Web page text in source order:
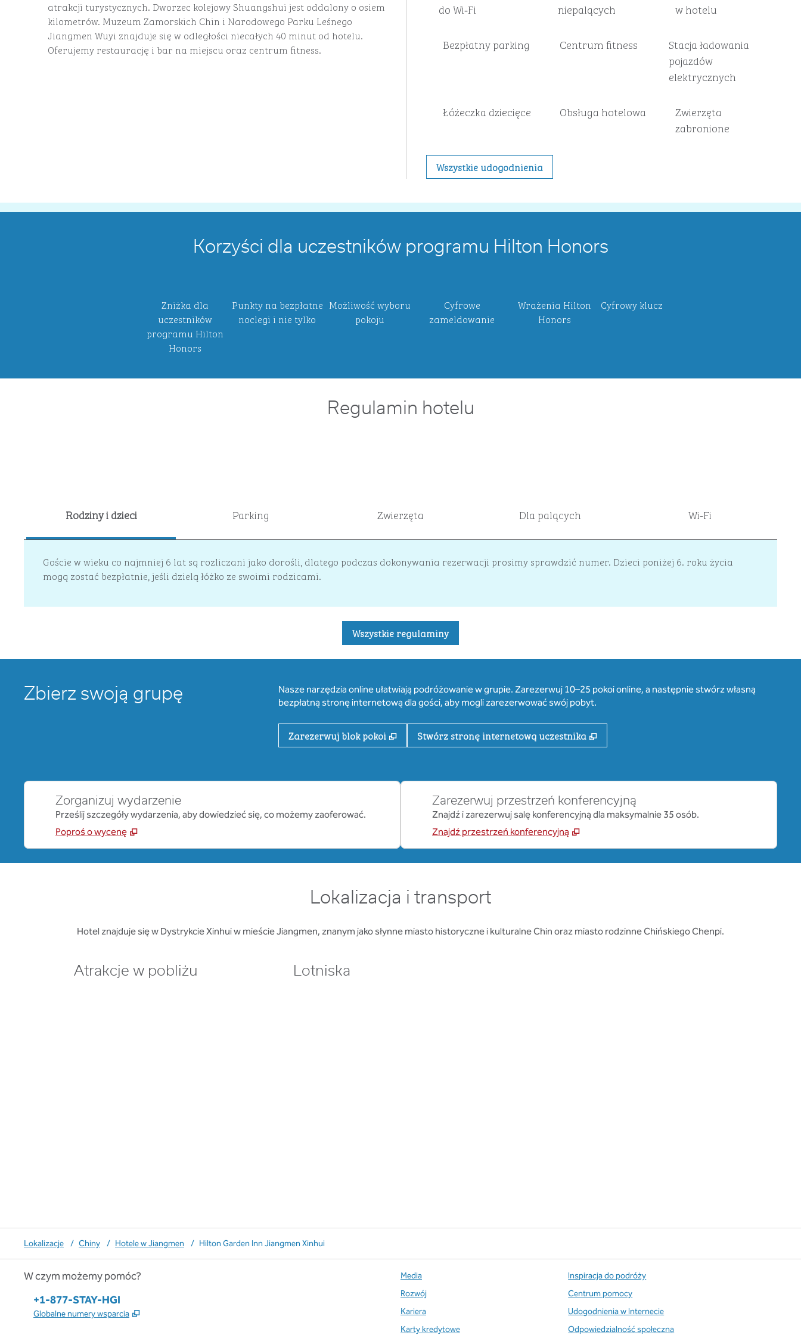
atrakcji turystycznych. Dworzec kolejowy Shuangshui jest oddalony o osiem
kilometrów. Muzeum Zamorskich Chin i Narodowego Parku Leśnego
Jiangmen Wuyi znajduje się w odległości niecałych 40 minut od hotelu.
Oferujemy restaurację i bar na miejscu oraz centrum fitness.
do Wi‑Fi
niepalących
w hotelu
Bezpłatny parking Centrum fitness
Stacja ładowania
pojazdów
elektrycznych
Łóżeczka dziecięce Obsługa hotelowa
Zwierzęta
zabronione
Wszystkie udogodnienia
Korzyści dla uczestników programu Hilton Honors
Zniżka dla
uczestników
programu Hilton
Honors
Punkty na bezpłatne
noclegi i nie tylko
Możliwość wyboru
pokoju
Cyfrowe
zameldowanie
Wrażenia Hilton
Honors
Cyfrowy klucz
Regulamin hotelu
Rodziny i dzieci Parking Zwierzęta Dla palących Wi-Fi
Goście w wieku co najmniej 6 lat są rozliczani jako dorośli, dlatego podczas dokonywania rezerwacji prosimy sprawdzić numer. Dzieci poniżej 6. roku życia
mogą zostać bezpłatnie, jeśli dzielą łóżko ze swoimi rodzicami.
Wszystkie regulaminy
Zbierz swoją grupę
Nasze narzędzia online ułatwiają podróżowanie w grupie. Zarezerwuj 10–25 pokoi online, a następnie stwórz własną
bezpłatną stronę internetową dla gości, aby mogli zarezerwować swój pobyt.
Zarezerwuj blok pokoi , Otwiera treści w nowej karcie
Stwórz stronę internetową uczestnika ,
Zorganizuj wydarzenie
Prześlij szczegóły wydarzenia, aby dowiedzieć się, co możemy zaoferować.
Poproś o wycenę
Zarezerwuj przestrzeń konferencyjną
Znajdź i zarezerwuj salę konferencyjną dla maksymalnie 35 osób.
Znajdź przestrzeń konferencyjną
Lokalizacja i transport
Hotel znajduje się w Dystrykcie Xinhui w mieście Jiangmen, znanym jako słynne miasto historyczne i kulturalne Chin oraz miasto rodzinne Chińskiego Chenpi.
Atrakcje w pobliżu Lotniska
Lokalizacje / Chiny / Hotele w Jiangmen / Hilton Garden Inn Jiangmen Xinhui
W czym możemy pomóc?
Telefon:
+1-877-STAY-HGI
Globalne numery wsparcia ,
Media
Rozwój
Kariera
Karty kredytowe
Inspiracja do podróży
Centrum pomocy
Udogodnienia w Internecie
Odpowiedzialność społeczna